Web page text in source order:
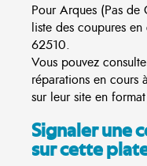
Pour Arques (Pas de
liste des coupures
62510.
Vous pouvez
réparations en
sur leur site en
Signaler une
sur cette